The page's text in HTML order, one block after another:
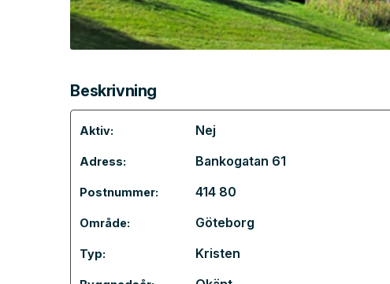
Beskrivning
Aktiv: Nej
Adress: Bankogatan 61
Postnummer: 414 80
Område: Göteborg
Typ: Kristen